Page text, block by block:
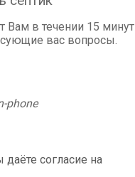
в течении 15
вас вопросы.
phone
согласие на